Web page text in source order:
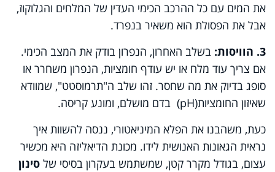
את המים עם כל ההרכב הכימי העדין של המלחים והגלוקוז,
אבל את הפסולת הוא משאיר בנפרד.
3. הוויסות:
בשלב האחרון, הנפרון בודק את המצב הכימי.
אם צריך עוד מלח או יש עודף חומציות, הנפרון משחרר או
סופג בדיוק את מה שחסר. זהו שלב ה"תרמוסטט", שמוודא
שאיזון החומציות(pH) בדם מושלם, ומונע קריסה.
כעת, משהבנו את הפלא המיניאטורי, ננסה להשוות איך
נראית הגאונות האנושית לידו. מכונת הדיאליזה היא מכשיר
עצום, בגודל מקרר קטן, שמשתמש בעקרון בסיסי של סינון